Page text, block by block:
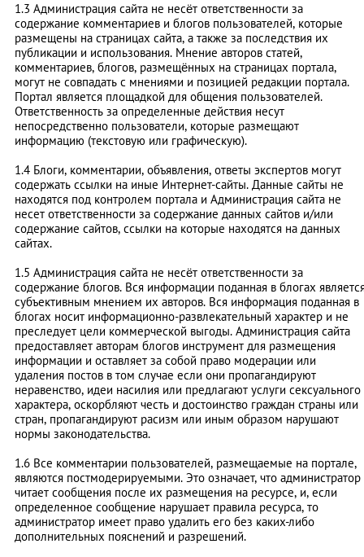
1.3 Администрация сайта не несёт ответственности за
содержание комментариев и блогов пользователей, которые
размещены на страницах сайта, а также за последствия их
публикации и использования. Мнение авторов статей,
комментариев, блогов, размещённых на страницах портала,
могут не совпадать с мнениями и позицией редакции портала.
Портал является площадкой для общения пользователей.
Ответственность за определенные действия несут
непосредственно пользователи, которые размещают
информацию (текстовую или графическую).
1.4 Блоги, комментарии, объявления, ответы экспертов могут
содержать ссылки на иные Интернет-сайты. Данные сайты не
находятся под контролем портала и Администрация сайта не
несет ответственности за содержание данных сайтов и/или
содержание сайтов, ссылки на которые находятся на данных
сайтах.
1.5 Администрация сайта не несёт ответственности за
содержание блогов. Вся информации поданная в блогах
субъективным мнением их авторов. Вся информация поданная в
блогах носит информационно-развлекательный характер и не
преследует цели коммерческой выгоды. Администрация сайта
предоставляет авторам блогов инструмент для размещения
информации и оставляет за собой право модерации или
удаления постов в том случае если они пропагандируют
неравенство, идеи насилия или предлагают услуги сексуального
характера, оскорбляют честь и достоинство граждан страны или
стран, пропагандируют расизм или иным образом нарушают
нормы законодательства.
1.6 Все комментарии пользователей, размещаемые на портале,
являются постмодерируемыми. Это означает, что администратор
читает сообщения после их размещения на ресурсе, и, если
определенное сообщение нарушает правила ресурса, то
администратор имеет право удалить его без каких-либо
дополнительных пояснений и разрешений.